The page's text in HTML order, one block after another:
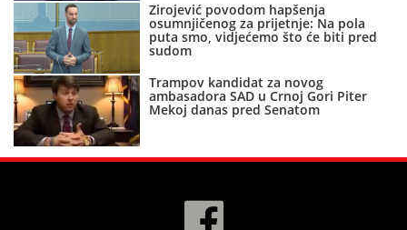
Zirojević povodom hapšenja
osumnjičenog za prijetnje: Na pola
puta smo, vidjećemo što će biti pred
sudom
Trampov kandidat za novog
ambasadora SAD u Crnoj Gori Piter
Mekoj danas pred Senatom